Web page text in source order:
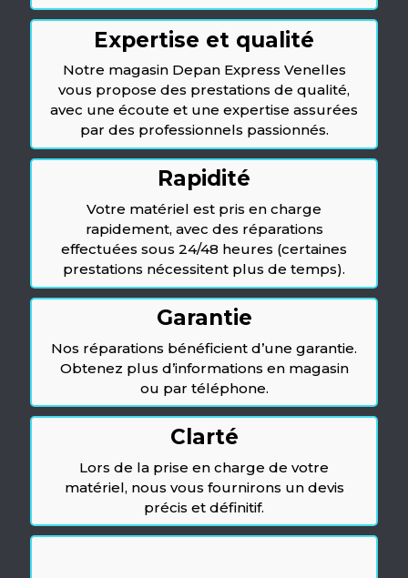
Expertise et qualité
Notre magasin Depan Express Venelles
vous propose des prestations de qualité,
avec une écoute et une expertise assurées
par des professionnels passionnés.
Rapidité
Votre matériel est pris en charge
rapidement, avec des réparations
effectuées sous 24/48 heures (certaines
prestations nécessitent plus de temps).
Garantie
Nos réparations bénéficient d’une garantie.
Obtenez plus d’informations en magasin
ou par téléphone.
Clarté
Lors de la prise en charge de votre
matériel, nous vous fournirons un devis
précis et définitif.